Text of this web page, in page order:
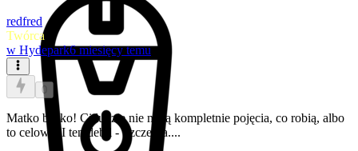
redfred
Twórca
w Hydepark6 miesięcy temu
0
Matko bosko! Ci ludzie nie mają kompletnie pojęcia, co robią, albo
to celowe. I ten debil - Szczerba....